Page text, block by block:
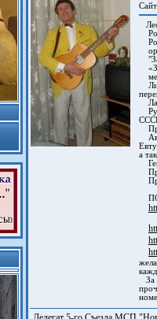
а
За